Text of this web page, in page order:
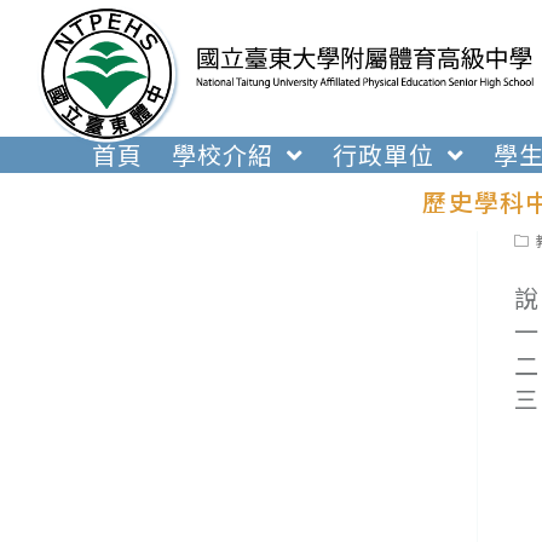
內
首頁 學校介紹 行政單位 學
歷史學科